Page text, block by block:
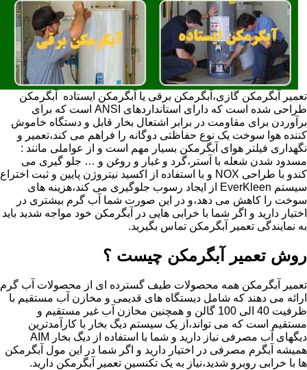
تعمیر آبگرمکن گازی،آبگرمکن برقی یا آبگرمکن ایستاده ​ آبگرمکن
طراحی شده است که دارای استانداردهای ANSI است که برای
برآوردن برای مقاومت در برابر اشتعال بخار قابل و دستگاه خاموش
کننده هوا سوخت یک نوع حفاظتی دوگانه را فراهم می کند،تعمیر و
نگهداری فیلتر هوای آبگرمکن بسیار مهم است و از عواملی مانند :
مسدود شدن شعله با آستر،گرد و غبار و روغن و … جلو گیری می
کندو با طراحی NOX و با استفاده از اکسید نیتروژن پایین و ثبت اختراع
سیستم EverKleen از ایجاد رسوب جلوگیری می کند،هزینه های
سوخت را کاهش می دهد،و در این صورت شما آب گرم بیشتری در
اختیار دارید و اگر شما با خرابی هایی در آبگرمکن خود مواجه شدید باید
به نمایندگی تعمیر آبگرمکن تماس بگیرید.
روش تعمیر آبگرمکن چیست ؟
تعمیر آبگرمکن همه محصولات طیف گسترده ای از محصولات آب گرم
ارائه می دهند که شامل دیستگاه های قدیمی و مخازن آب مستقیم با
ظرفیت 40 الی 100 گالن و همچنین مخازن آب غیر مستقیم و
مستقیم است که می تواند،از یک سیستم دیگ بخار با کارآمدترین
دیگهای آب مصرفی نیاز دارید و شما با استفاده از دیگ بخار AIM
همیشه آبگرم مصرفی در اختیار دارید و اگر شما در این مول آبگرمکن
ها با خرابی روبرو شدید،نیاز به یک تکنسین تعمیر آبگرمکن دارید.